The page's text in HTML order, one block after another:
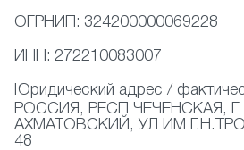
ОГРНИП: 324200000069228
ИНН: 272210083007
Юридический адрес /
РОССИЯ, РЕСП ЧЕЧЕНСКАЯ,
АХМАТОВСКИЙ, УЛ ИМ
48